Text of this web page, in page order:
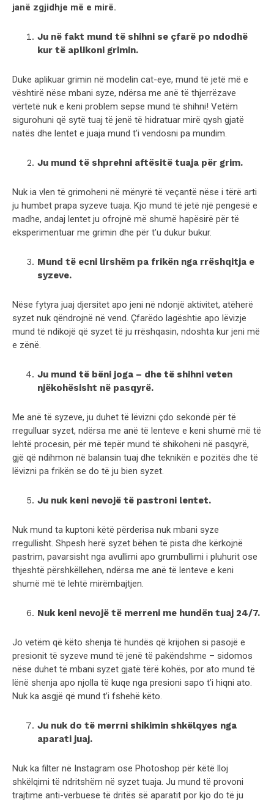
janë zgjidhje më e mirë.
Ju në fakt mund të shihni se çfarë po ndodhë
kur të aplikoni grimin.
Duke aplikuar grimin në modelin cat-eye, mund të jetë më e
vështirë nëse mbani syze, ndërsa me anë të thjerrëzave
vërtetë nuk e keni problem sepse mund të shihni! Vetëm
sigurohuni që sytë tuaj të jenë të hidratuar mirë qysh gjatë
natës dhe lentet e juaja mund t’i vendosni pa mundim.
Ju mund të shprehni aftësitë tuaja për grim.
Nuk ia vlen të grimoheni në mënyrë të veçantë nëse i tërë arti
ju humbet prapa syzeve tuaja. Kjo mund të jetë një pengesë e
madhe, andaj lentet ju ofrojnë më shumë hapësirë për të
eksperimentuar me grimin dhe për t’u dukur bukur.
Mund të ecni lirshëm pa frikën nga rrëshqitja e
syzeve.
Nëse fytyra juaj djersitet apo jeni në ndonjë aktivitet, atëherë
syzet nuk qëndrojnë në vend. Çfarëdo lagështie apo lëvizje
mund të ndikojë që syzet të ju rrëshqasin, ndoshta kur jeni më
e zënë.
Ju mund të bëni joga – dhe të shihni veten
njëkohësisht në pasqyrë.
Me anë të syzeve, ju duhet të lëvizni çdo sekondë për të
rregulluar syzet, ndërsa me anë të lenteve e keni shumë më të
lehtë procesin, për më tepër mund të shikoheni në pasqyrë,
gjë që ndihmon në balansin tuaj dhe teknikën e pozitës dhe të
lëvizni pa frikën se do të ju bien syzet.
Ju nuk keni nevojë të pastroni lentet.
Nuk mund ta kuptoni këtë përderisa nuk mbani syze
rregullisht. Shpesh herë syzet bëhen të pista dhe kërkojnë
pastrim, pavarsisht nga avullimi apo grumbullimi i pluhurit ose
thjeshtë përshkëllehen, ndërsa me anë të lenteve e keni
shumë më të lehtë mirëmbajtjen.
Nuk keni nevojë të merreni me hundën tuaj 24/7.
Jo vetëm që këto shenja të hundës që krijohen si pasojë e
presionit të syzeve mund të jenë të pakëndshme – sidomos
nëse duhet të mbani syzet gjatë tërë kohës, por ato mund të
lënë shenja apo njolla të kuqe nga presioni sapo t’i hiqni ato.
Nuk ka asgjë që mund t’i fshehë këto.
Ju nuk do të merrni shikimin shkëlqyes nga
aparati juaj.
Nuk ka filter në Instagram ose Photoshop për këtë lloj
shkëlqimi të ndritshëm në syzet tuaja. Ju mund të provoni
trajtime anti-verbuese të dritës së aparatit por kjo do të ju